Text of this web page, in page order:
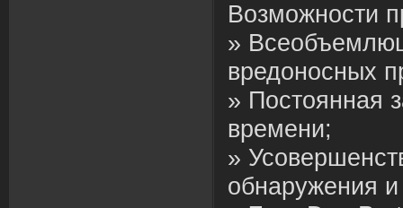
Возможности
»
вредоносных
» Постоянная
времени;
»
обнаружения